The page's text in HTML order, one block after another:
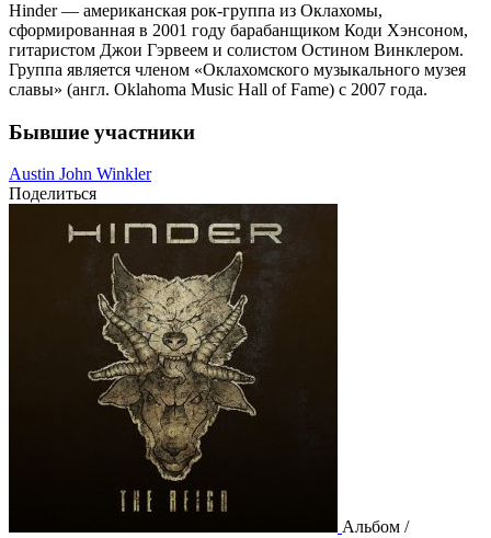
Hinder — американская рок-группа из Оклахомы,
сформированная в 2001 году барабанщиком Коди Хэнсоном,
гитаристом Джои Гэрвеем и солистом Остином Винклером.
Группа является членом «Оклахомского музыкального музея
славы» (англ. Oklahoma Music Hall of Fame) с 2007 года.
Бывшие участники
Austin John Winkler
Поделиться
Альбом /